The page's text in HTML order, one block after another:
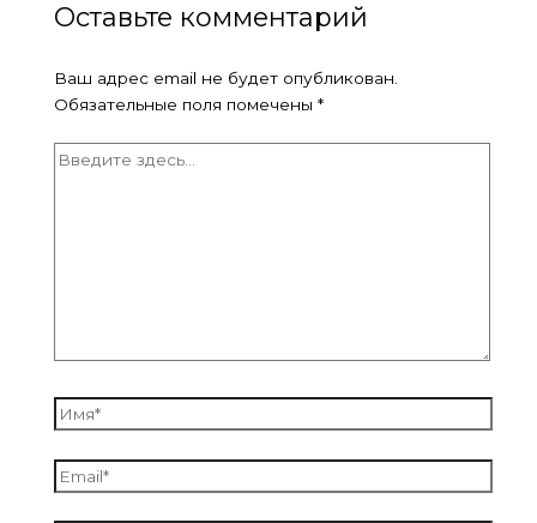
Оставьте комментарий
Ваш адрес email не будет опубликован.
Обязательные поля помечены *
Введите
Имя*
Email*